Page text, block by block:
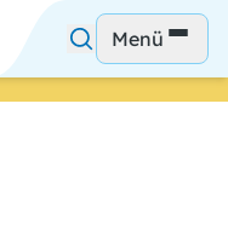
Menü